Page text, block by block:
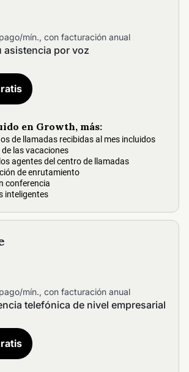
mín., con facturación anual
asistencia por voz
en Growth, más:
de llamadas recibidas al mes incluidos
las vacaciones
agentes del centro de llamadas
de enrutamiento
conferencia
inteligentes
mín., con facturación anual
telefónica de nivel empresarial